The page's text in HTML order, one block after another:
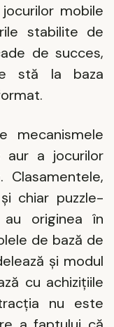
mobile
stabilite de
de succes,
stă la baza
mecanismele
aur a jocurilor
Clasamentele,
chiar puzzle-
originea în
de bază de
și modul
cu achizițiile
nu este